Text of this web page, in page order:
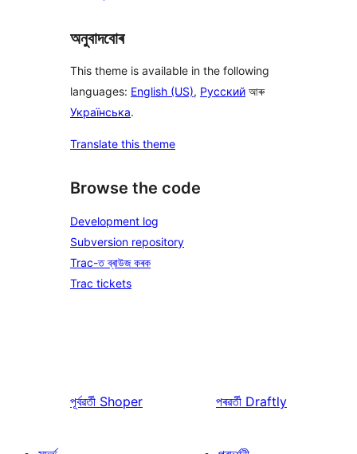
অনুবাদবোৰ
This theme is available in the following
languages: English (US), Русский আৰু
Українська.
Translate this theme
Browse the code
Development log
Subversion repository
Trac-ত ব্ৰাউজ কৰক
Trac tickets
পূৰ্বৱৰ্তী Shoper পৰৱৰ্তী Draftly